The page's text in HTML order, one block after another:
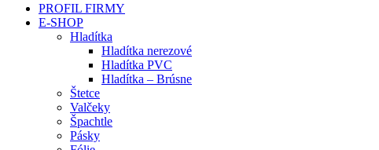
PROFIL FIRMY
E-SHOP
Hladítka
Hladítka nerezové
Hladítka PVC
Hladítka – Brúsne
Štetce
Valčeky
Špachtle
Pásky